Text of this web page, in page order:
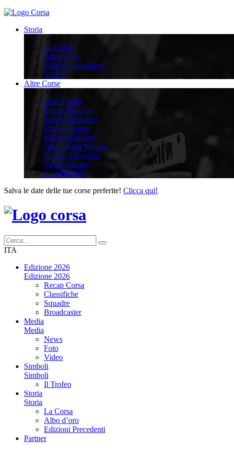
Storia
Storia
La Corsa
Albo d’oro
Edizioni precedenti
Trofeo
Altre Corse
Altre Corse
Giro d'Italia
Strade Bianche
Tirreno Adriatico
Milano-Torino
Milano-Sanremo
Giro d'Italia Women
Il Giro d'Abruzzo
GranPiemonte
Il Lombardia
Salva le date delle tue corse preferite! Clicca qui!
ITA
Edizione 2026
Edizione 2026
Recap Corsa
Classifiche
Squadre
Broadcaster
Media
Media
News
Foto
Video
Simboli
Simboli
Il Trofeo
Storia
Storia
La Corsa
Albo d’oro
Edizioni Precedenti
Partner